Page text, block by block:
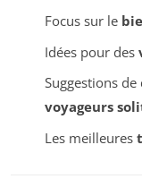
Focus sur le
Idées pour des
Suggestions
voyageurs
Les meilleures